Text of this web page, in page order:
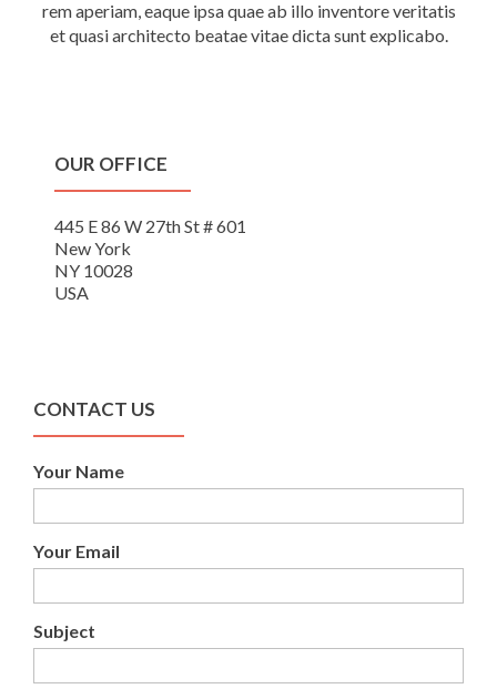
rem aperiam, eaque ipsa quae ab illo inventore veritatis
et quasi architecto beatae vitae dicta sunt explicabo.
OUR OFFICE
445 E 86 W 27th St # 601
New York
NY 10028
USA
CONTACT US
Your Name
Your Email
Subject